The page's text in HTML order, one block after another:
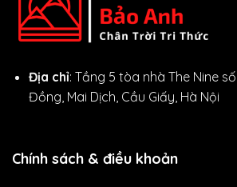
Địa chỉ: Tầng 5 tòa nhà The Nine
Đồng, Mai Dịch, Cầu Giấy, Hà Nội
Chính sách & điều khoản